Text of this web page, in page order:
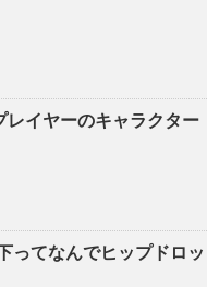
レイヤーのキャラクター
ってなんでヒップドロッ